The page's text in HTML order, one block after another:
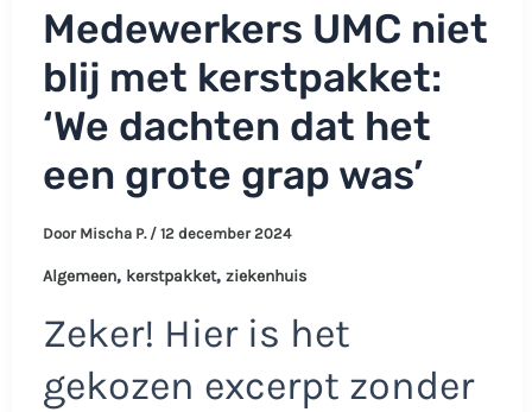
Medewerkers UMC niet
blij met kerstpakket:
‘We dachten dat het
een grote grap was’
Door Mischa P. / 12 december 2024
Algemeen, kerstpakket, ziekenhuis
Zeker! Hier is het
gekozen excerpt zonder